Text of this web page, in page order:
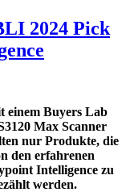
2024 Pick
einem Buyers Lab
Max Scanner
nur Produkte, die
den erfahrenen
Intelligence zu
werden.